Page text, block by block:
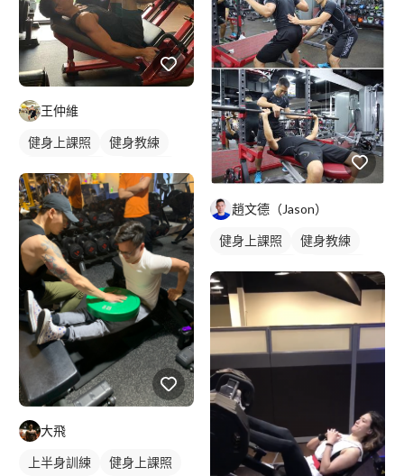
王仲維
健身上課照
健身教練
健身課程
重訓課程
腿部訓練
大飛
上半身訓練 健身上課照
趙文德（Jason）
健身上課照
健身教練
重訓課程
健身課程
胸肌訓練
腿部訓練
上半身訓練
下半身訓練